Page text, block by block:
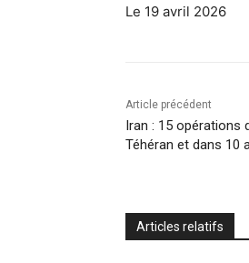
Le 19 avril 2026
Article précédent
Iran : 15 opérations
Téhéran et dans 10
Articles relatifs